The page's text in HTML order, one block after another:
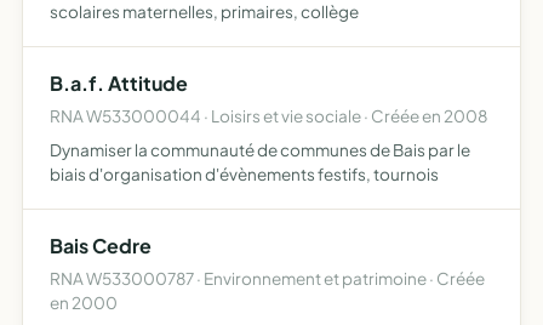
scolaires maternelles, primaires, collège
B.a.f. Attitude
RNA W533000044 · Loisirs et vie sociale · Créée en 2008
Dynamiser la communauté de communes de Bais par le
biais d'organisation d'évènements festifs, tournois
Bais Cedre
RNA W533000787 · Environnement et patrimoine · Créée
en 2000